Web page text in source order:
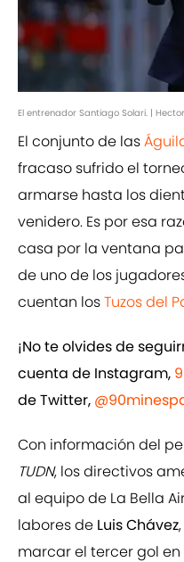
El entrenador Santiago Solari. |
El conjunto de las
fracaso sufrido el
armarse hasta los
venidero. Es por esa
casa por la ventana
de uno de los
cuentan losTuzos del
¡No te olvides de
cuenta de Instagram,
de Twitter,
Con información del
TUDN, los directivos
al equipo de La Bella
labores de Luis Chávez
marcar el tercer gol